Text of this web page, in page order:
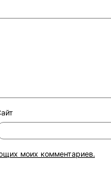
моих комментариев.